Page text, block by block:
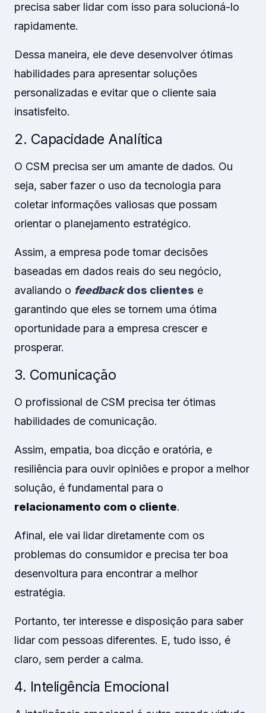
precisa saber lidar com isso para solucioná-lo
rapidamente.
Dessa maneira, ele deve desenvolver ótimas
habilidades para apresentar soluções
personalizadas e evitar que o cliente saia
insatisfeito.
2. Capacidade Analítica
O CSM precisa ser um amante de dados. Ou
seja, saber fazer o uso da tecnologia para
coletar informações valiosas que possam
orientar o planejamento estratégico.
Assim, a empresa pode tomar decisões
baseadas em dados reais do seu negócio,
avaliando o feedbackdos clientes e
garantindo que eles se tornem uma ótima
oportunidade para a empresa crescer e
prosperar.
3. Comunicação
O profissional de CSM precisa ter ótimas
habilidades de comunicação.
Assim, empatia, boa dicção e oratória, e
resiliência para ouvir opiniões e propor a melhor
solução, é fundamental para o
relacionamento com o cliente.
Afinal, ele vai lidar diretamente com os
problemas do consumidor e precisa ter boa
desenvoltura para encontrar a melhor
estratégia.
Portanto, ter interesse e disposição para saber
lidar com pessoas diferentes. E, tudo isso, é
claro, sem perder a calma.
4. Inteligência Emocional